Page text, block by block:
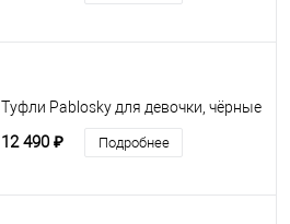
Туфли Pablosky для девочки, чёрные
12 490 ₽ Подробнее